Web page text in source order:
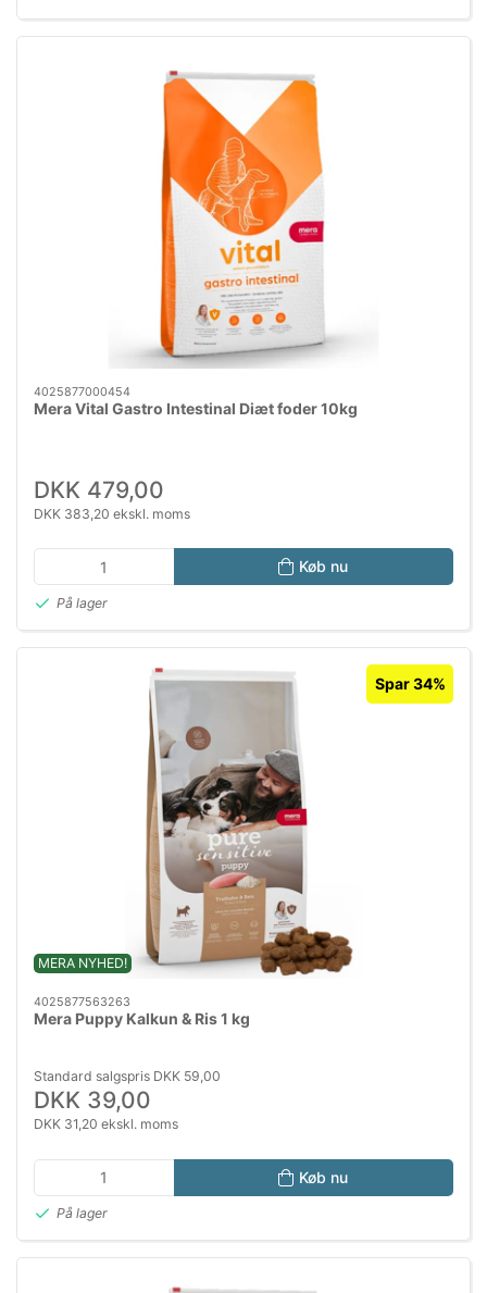
4025877000454
Mera Vital Gastro Intestinal Diæt foder 10kg
DKK 479,00
DKK 383,20 ekskl. moms
Køb nu
På lager
MERA NYHED!
Spar 34%
4025877563263
Mera Puppy Kalkun & Ris 1 kg
Standard salgspris DKK 59,00
DKK 39,00
DKK 31,20 ekskl. moms
Køb nu
På lager